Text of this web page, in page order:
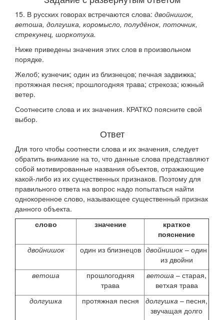
15. В русских говорах встречаются слова: двойнишок,
ветоша, долгушка, коромысло, полудёнок, поточник,
стрекунец, шоркотуха.
Ниже приведены значения этих слов в произвольном
порядке.
Желоб; кузнечик; один из близнецов; печная задвижка;
протяжная песня; прошлогодняя трава; стрекоза; южный
ветер.
Соотнесите слова и их значения. КРАТКО поясните свой
выбор.
Ответ
Для того чтобы соотнести слова и их значения, следует
обратить внимание на то, что данные слова представляют
собой мотивированные названия объектов, отражающие
какой-либо из их существенных признаков. Поэтому для
правильного ответа на вопрос надо попытаться найти
однокоренное слово, называющее существенный признак
данного объекта.
слово
значение
краткое
пояснение
двойнишок
один из близнецов двойнишок – один
из двойни
ветоша
прошлогодняя
трава
ветоша – старая,
ветхая трава
долгушка
протяжная песня долгушка – песня,
звучащая долго